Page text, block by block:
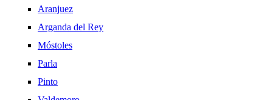
Aranjuez
Arganda del Rey
Móstoles
Parla
Pinto